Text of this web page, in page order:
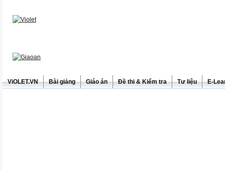
ViOLET.VN Bài giảng Giáo án Đề thi & Kiểm tra Tư liệu E-